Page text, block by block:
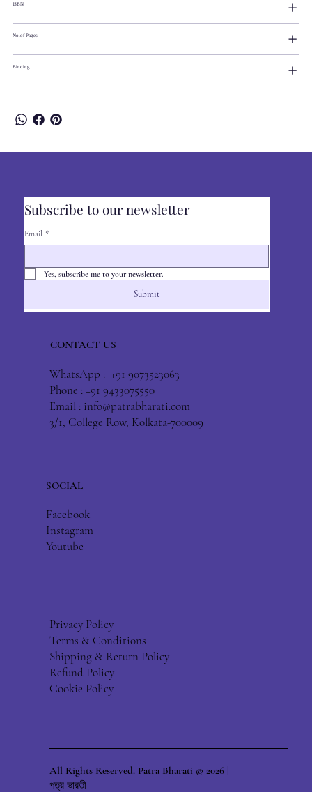
ISBN
No.of Pages
Binding
Subscribe to our newsletter
Email *
Yes, subscribe me to your newsletter.
Submit
CONTACT US
WhatsApp : +91 9073523063
Phone : +91 9433075550
Email : info@patrabharati.com
3/1, College Row, Kolkata-700009
SOCIAL
Facebook
Instagram
Youtube
Privacy Policy
Terms & Conditions
Shipping & Return Policy
Refund Policy
Cookie Policy
All Rights Reserved. Patra Bharati © 2026 |
পত্র ভারতী